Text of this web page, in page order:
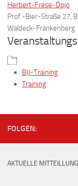
Herbert-Frese-Dojo
Prof.-Bier-Straße 27,
Waldeck-Frankenberg
BJJ-Training
Training
FOLGEN:
AKTUELLE MITTEILLUNG